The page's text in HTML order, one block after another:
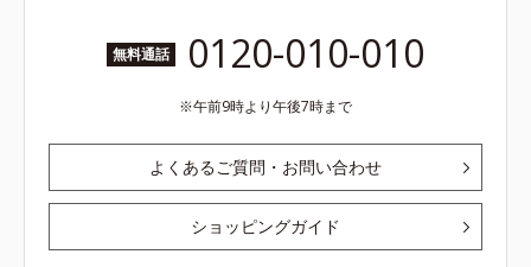
無料通話 0120-010-010
午前9時より午後7時まで
よくあるご質問・お問い合わせ
ショッピングガイド